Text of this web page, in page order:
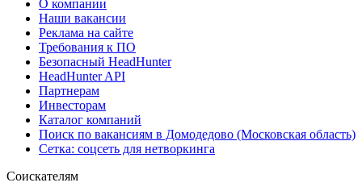
О компании
Наши вакансии
Реклама на сайте
Требования к ПО
Безопасный HeadHunter
HeadHunter API
Партнерам
Инвесторам
Каталог компаний
Поиск по вакансиям в Домодедово (Московская область)
Сетка: соцсеть для нетворкинга
Соискателям